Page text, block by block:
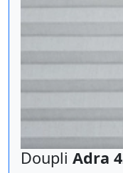
Doupli Adra